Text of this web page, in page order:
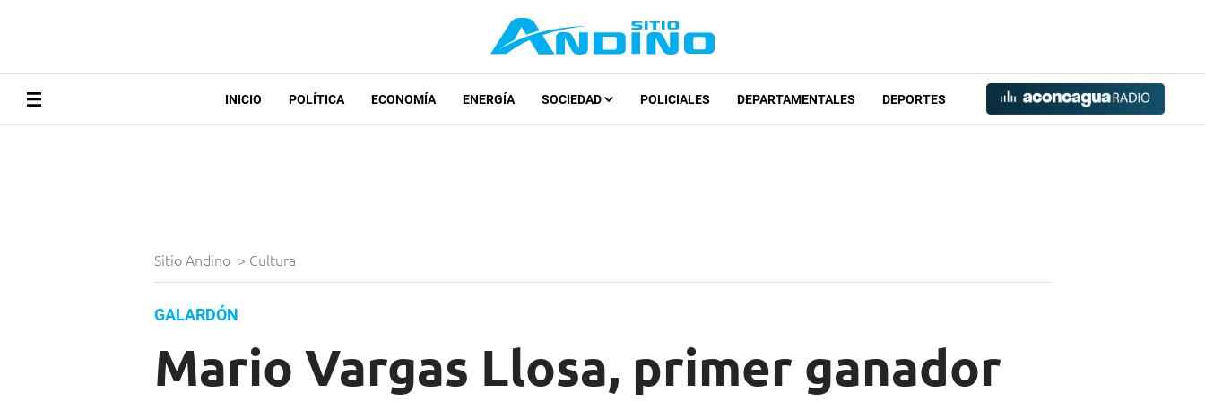
INICIO POLÍTICA ECONOMÍA ENERGÍA SOCIEDAD POLICIALES DEPARTAMENTALES DEPORTES
Sitio Andino > Cultura
GALARDÓN
Mario Vargas Llosa, primer ganador